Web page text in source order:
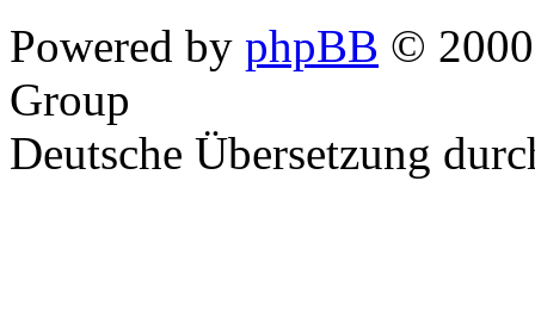
Powered by phpBB ©
Group
Deutsche Übersetzung